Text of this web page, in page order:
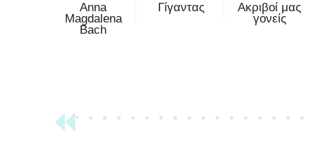
Anna
Magdalena
Bach
Γίγαντας
Ακριβοί μας
γονείς